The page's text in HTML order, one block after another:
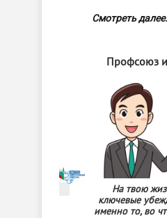
Смотреть
Профсоюз
На твою
ключевые
именно то, во